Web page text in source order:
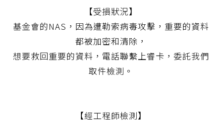
【受損狀況】
基金會的NAS，因為遭勒索病毒攻擊，重要的資料
都被加密和清除，
想要救回重要的資料，電話聯繫上睿卡，委託我們
取件檢測。
【經工程師檢測】